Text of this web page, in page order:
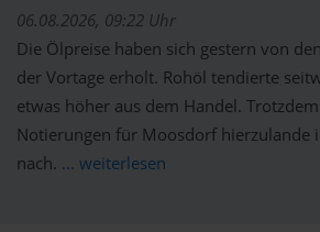
06.08.2026, 09:22 Uhr
Die Ölpreise haben sich gestern von
der Vortage erholt. Rohöl tendierte
etwas höher aus dem Handel.
Notierungen für Moosdorf hierzulande
nach. ... weiterlesen